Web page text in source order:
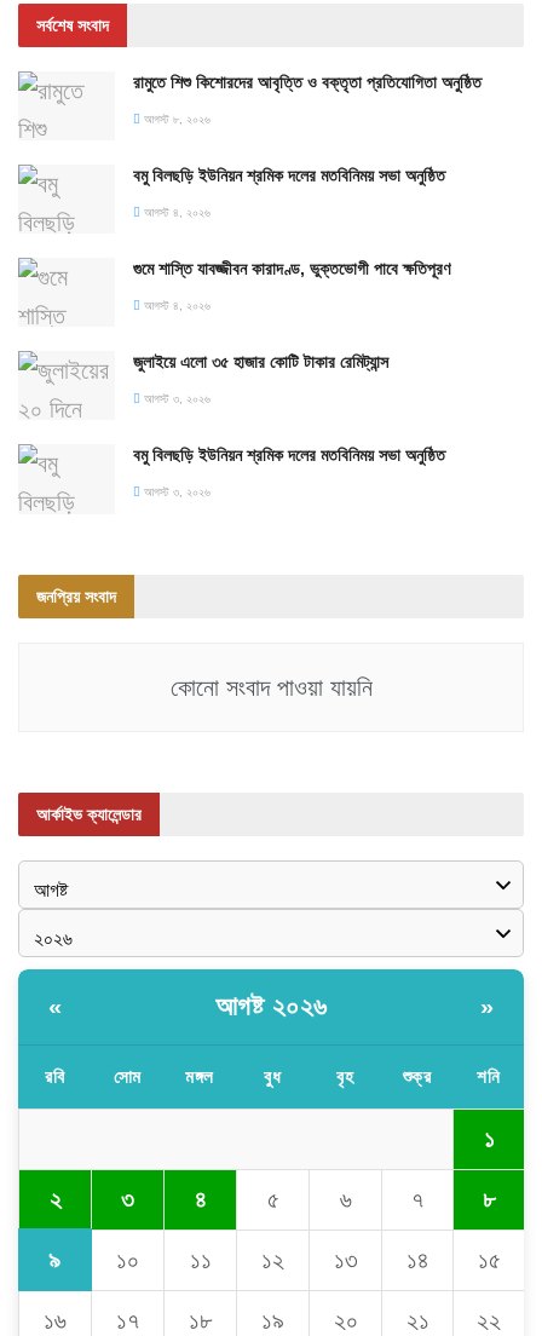
সর্বশেষ সংবাদ
রামুতে শিশু কিশোরদের আবৃত্তি ও বক্তৃতা প্রতিযোগিতা অনুষ্ঠিত
আগস্ট ৮, ২০২৬
বমু বিলছড়ি ইউনিয়ন শ্রমিক দলের মতবিনিময় সভা অনুষ্ঠিত
আগস্ট ৪, ২০২৬
গুমে শাস্তি যাবজ্জীবন কারাদণ্ড, ভুক্তভোগী পাবে ক্ষতিপূরণ
আগস্ট ৪, ২০২৬
জুলাইয়ে এলো ৩৫ হাজার কোটি টাকার রেমিট্যান্স
আগস্ট ৩, ২০২৬
বমু বিলছড়ি ইউনিয়ন শ্রমিক দলের মতবিনিময় সভা অনুষ্ঠিত
আগস্ট ৩, ২০২৬
জনপ্রিয় সংবাদ
কোনো সংবাদ পাওয়া যায়নি
আর্কাইভ ক্যালেন্ডার
« আগষ্ট ২০২৬ »
রবি সোম মঙ্গল বুধ বৃহ শুক্র শনি
১
২ ৩ ৪ ৫ ৬ ৭ ৮
৯ ১০ ১১ ১২ ১৩ ১৪ ১৫
১৬ ১৭ ১৮ ১৯ ২০ ২১ ২২